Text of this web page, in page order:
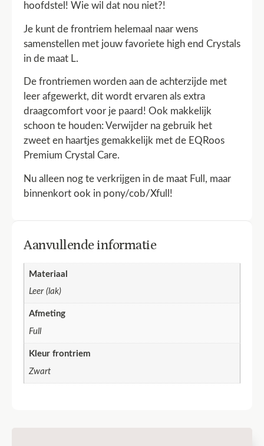
hoofdstel! Wie wil dat nou niet?!
Je kunt de frontriem helemaal naar wens
samenstellen met jouw favoriete high end Crystals
in de maat L.
De frontriemen worden aan de achterzijde met
leer afgewerkt, dit wordt ervaren als extra
draagcomfort voor je paard! Ook makkelijk
schoon te houden: Verwijder na gebruik het
zweet en haartjes gemakkelijk met de EQRoos
Premium Crystal Care.
Nu alleen nog te verkrijgen in de maat Full, maar
binnenkort ook in pony/cob/Xfull!
Aanvullende informatie
Materiaal
Leer (lak)
Afmeting
Full
Kleur frontriem
Zwart